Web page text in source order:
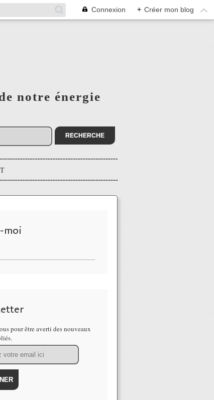
Connexion + Créer mon blog
notre énergie
moi
pour être averti des nouveaux